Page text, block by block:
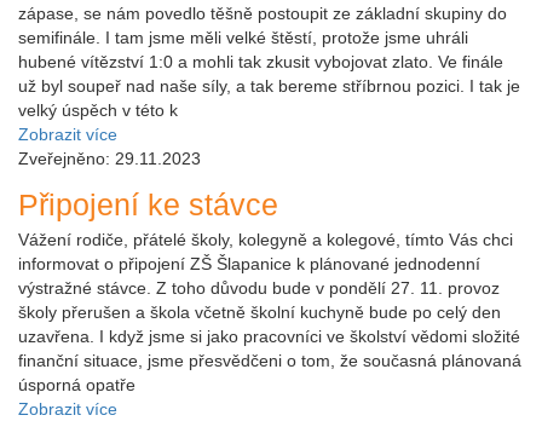
zápase, se nám povedlo těšně postoupit ze základní skupiny do
semifinále. I tam jsme měli velké štěstí, protože jsme uhráli
hubené vítězství 1:0 a mohli tak zkusit vybojovat zlato. Ve finále
už byl soupeř nad naše síly, a tak bereme stříbrnou pozici. I tak je
velký úspěch v této k
Zobrazit více
Zveřejněno: 29.11.2023
Připojení ke stávce
Vážení rodiče, přátelé školy, kolegyně a kolegové, tímto Vás chci
informovat o připojení ZŠ Šlapanice k plánované jednodenní
výstražné stávce. Z toho důvodu bude v pondělí 27. 11. provoz
školy přerušen a škola včetně školní kuchyně bude po celý den
uzavřena. I když jsme si jako pracovníci ve školství vědomi složité
finanční situace, jsme přesvědčeni o tom, že současná plánovaná
úsporná opatře
Zobrazit více